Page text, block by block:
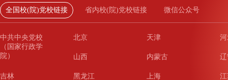
全国校(院)党校链接 省内校(院)党校链接 微信公众号
中共中央党校
（国家行政学
院）
北京 天津
山西 内蒙古
吉林 黑龙江 上海